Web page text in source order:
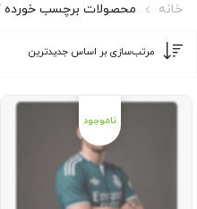
خانه محصولات برچسب خورده